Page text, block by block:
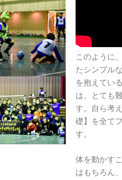
このように
たシンプル
を抱えてい
は、とても
す。自ら考
礎】を全て
す。
体を動かす
はもちろん